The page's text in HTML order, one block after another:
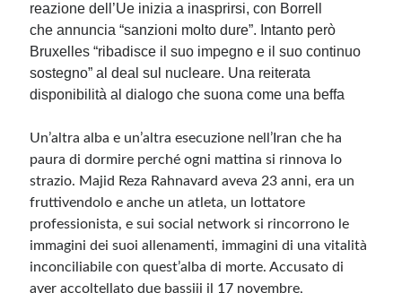
Questo blog non rappresenta una testata giornalistica, in quanto viene aggiornato
senza alcuna periodicità. Non può pertanto considerarsi un prodotto editoriale ai
sensi della legge n· 62 del 7.03.2001. L’autore non è responsabile di quanto
pubblicato dai lettori nei commenti ai vari post. Saranno comunque cancellati quelli
ritenuti offensivi o lesivi dell’immagine o dell’onorabilità di terzi, di genere spam,
razzisti o che contengano dati personali non conformi al rispetto delle norme sulla
privacy. Alcune immagini inserite in questo blog sono tratte da Internet e, pertanto,
considerate di pubblico dominio. Qualora la loro pubblicazione violasse eventuali
diritti d’autore, vi invito a comunicarlo via e-mail a info[at]dinovalle.it e saranno
Meta
Accedi
Feed dei contenuti
Feed dei commenti
reazione dell’Ue inizia a inasprirsi, con Borrell
che annuncia “sanzioni molto dure”. Intanto però
Bruxelles “ribadisce il suo impegno e il suo continuo
sostegno” al deal sul nucleare. Una reiterata
disponibilità al dialogo che suona come una beffa
Un’altra alba e un’altra esecuzione nell’Iran che ha
paura di dormire perché ogni mattina si rinnova lo
strazio. Majid Reza Rahnavard aveva 23 anni, era un
fruttivendolo e anche un atleta, un lottatore
professionista, e sui social network si rincorrono le
immagini dei suoi allenamenti, immagini di una vitalità
inconciliabile con quest’alba di morte. Accusato di
aver accoltellato due bassiji il 17 novembre,